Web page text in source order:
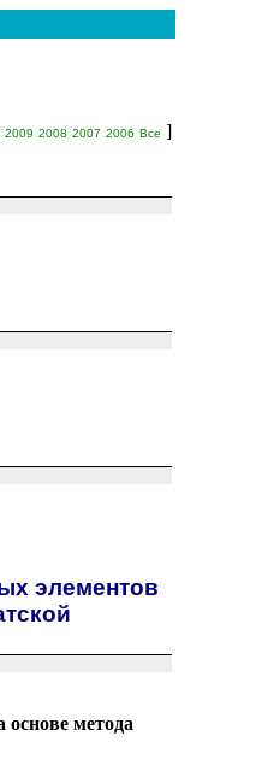
2009 2008 2007 2006 Все ]
элементов
метода